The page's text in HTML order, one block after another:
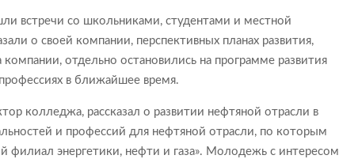
встречи со школьниками, студентами и местной
о своей компании, перспективных планах развития,
отдельно остановились на программе развития
в ближайшее время.
колледжа, рассказал о развитии нефтяной отрасли в
и профессий для нефтяной отрасли, по которым
филиал энергетики, нефти и газа». Молодежь с интересом